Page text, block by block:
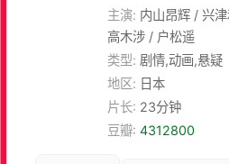
主演: 内山昂辉 / 兴
高木涉 / 户松遥
类型: 剧情,动画,悬疑
地区: 日本
片长: 23分钟
豆瓣: 4312800